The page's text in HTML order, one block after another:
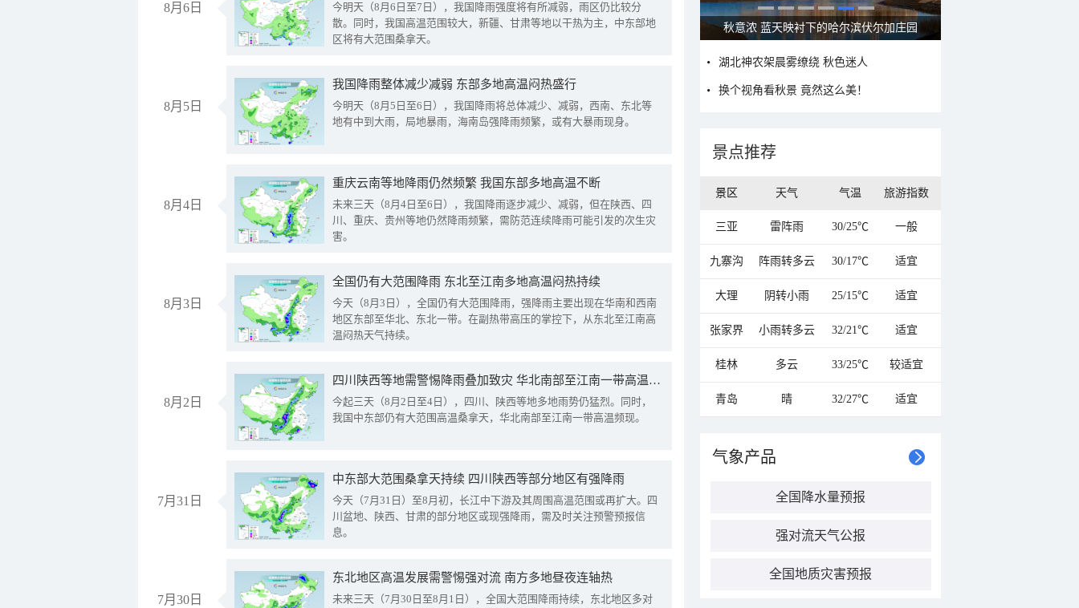
8月6日
今明天（8月6日至7日），我国降雨强度将有所减弱，雨区仍比较分
散。同时，我国高温范围较大，新疆、甘肃等地以干热为主，中东部地
区将有大范围桑拿天。
8月5日
我国降雨整体减少减弱 东部多地高温闷热盛行
今明天（8月5日至6日），我国降雨将总体减少、减弱，西南、东北等
地有中到大雨，局地暴雨，海南岛强降雨频繁，或有大暴雨现身。
8月4日
重庆云南等地降雨仍然频繁 我国东部多地高温不断
未来三天（8月4日至6日），我国降雨逐步减少、减弱，但在陕西、四
川、重庆、贵州等地仍然降雨频繁，需防范连续降雨可能引发的次生灾
害。
8月3日
全国仍有大范围降雨 东北至江南多地高温闷热持续
今天（8月3日），全国仍有大范围降雨，强降雨主要出现在华南和西南
地区东部至华北、东北一带。在副热带高压的掌控下，从东北至江南高
温闷热天气持续。
8月2日
四川陕西等地需警惕降雨叠加致灾 华北南部至江南一带高温频现
今起三天（8月2日至4日），四川、陕西等地多地雨势仍猛烈。同时，
我国中东部仍有大范围高温桑拿天，华北南部至江南一带高温频现。
7月31日
中东部大范围桑拿天持续 四川陕西等部分地区有强降雨
今天（7月31日）至8月初，长江中下游及其周围高温范围或再扩大。四
川盆地、陕西、甘肃的部分地区或现强降雨，需及时关注预警预报信
息。
7月30日
东北地区高温发展需警惕强对流 南方多地昼夜连轴热
未来三天（7月30日至8月1日），全国大范围降雨持续，东北地区多对
秋意浓 蓝天映衬下的哈尔滨伏尔加庄园
湖北神农架晨雾缭绕 秋色迷人
换个视角看秋景 竟然这么美！
景点推荐
景区 天气 气温 旅游指数
三亚 雷阵雨 30/25℃ 一般
九寨沟 阵雨转多云 30/17℃ 适宜
大理 阴转小雨 25/15℃ 适宜
张家界 小雨转多云 32/21℃ 适宜
桂林 多云 33/25℃ 较适宜
青岛 晴 32/27℃ 适宜
气象产品
全国降水量预报
强对流天气公报
全国地质灾害预报